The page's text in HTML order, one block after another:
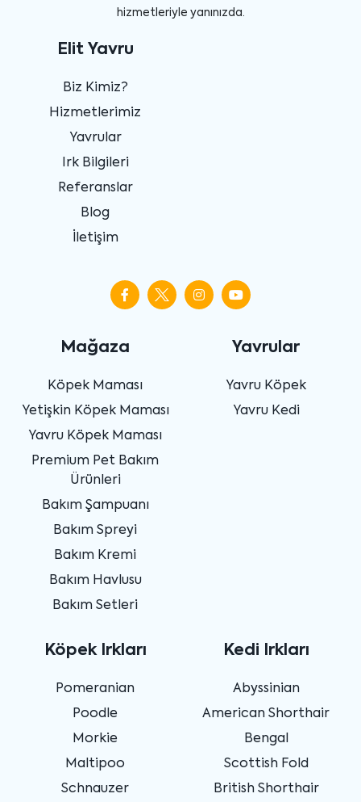
hizmetleriyle yanınızda.
Elit Yavru
Biz Kimiz?
Hizmetlerimiz
Yavrular
Irk Bilgileri
Referanslar
Blog
İletişim
Mağaza
Köpek Maması
Yetişkin Köpek Maması
Yavru Köpek Maması
Premium Pet Bakım
Ürünleri
Bakım Şampuanı
Bakım Spreyi
Bakım Kremi
Bakım Havlusu
Bakım Setleri
Yavrular
Yavru Köpek
Yavru Kedi
Köpek Irkları
Pomeranian
Poodle
Morkie
Maltipoo
Schnauzer
Kedi Irkları
Abyssinian
American Shorthair
Bengal
Scottish Fold
British Shorthair